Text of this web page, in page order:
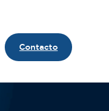
Contacto